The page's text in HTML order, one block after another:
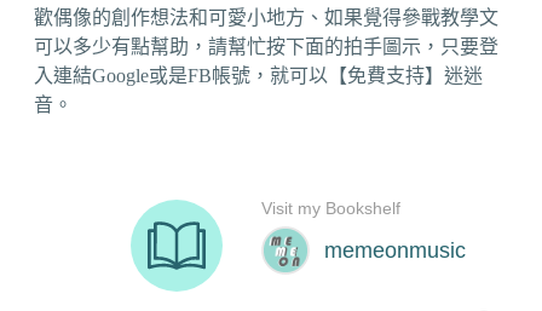
歡偶像的創作想法和可愛小地方、如果覺得參戰教學文
可以多少有點幫助，請幫忙按下面的拍手圖示，只要登
入連結Google或是FB帳號，就可以【免費支持】迷迷
音。